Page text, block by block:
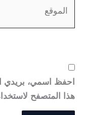
احفظ اسمي، بريدي
هذا المتصفح